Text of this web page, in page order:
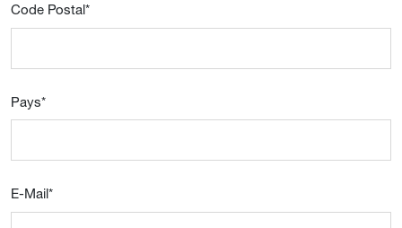
Code Postal*
Pays*
E-Mail*